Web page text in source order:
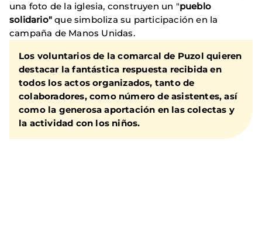
una foto de la iglesia, construyen un "pueblo
solidario" que simboliza su participación en la
campaña de Manos Unidas.
Los voluntarios de la comarcal de Puzol quieren
destacar la fantástica respuesta recibida en
todos los actos organizados, tanto de
colaboradores, como número de asistentes, así
como la generosa aportación en las colectas y
la actividad con los niños.